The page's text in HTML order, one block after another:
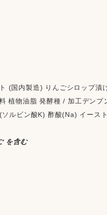
(国内製造) りんごシロップ漬
植物油脂 発酵種 / 加工デンプ
ルビン酸K) 酢酸(Na) イース
を含む